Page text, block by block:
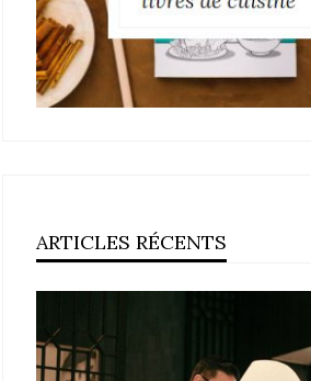
ARTICLES RÉCENTS